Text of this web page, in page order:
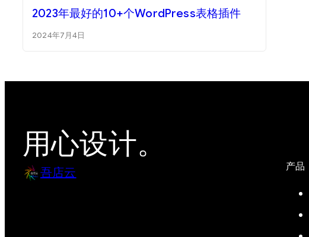
2023年最好的10+个WordPress表格插件
2024年7月4日
用心设计。
吾店云 产品